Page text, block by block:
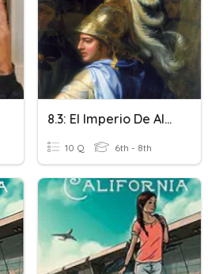
8.3: El Imperio De Alejandro Magno
10 Q 6th - 8th